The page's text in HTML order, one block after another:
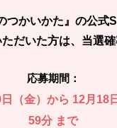
つかいかた』の公式
だいた方は、当選
応募期間：
（金）から 12月18
59分 まで